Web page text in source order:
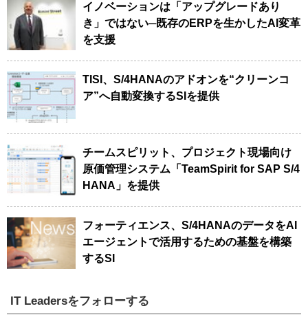
イノベーションは「アップグレードあり
き」ではない─既存のERPを生かしたAI変革
を支援
TISI、S/4HANAのアドオンを“クリーンコ
ア”へ自動変換するSIを提供
チームスピリット、プロジェクト現場向け
原価管理システム「TeamSpirit for SAP S/4
HANA」を提供
フォーティエンス、S/4HANAのデータをAI
エージェントで活用するための基盤を構築
するSI
IT Leadersをフォローする